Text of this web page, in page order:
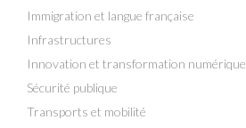
Immigration et langue française
Infrastructures
Innovation et transformation numérique
Sécurité publique
Transports et mobilité